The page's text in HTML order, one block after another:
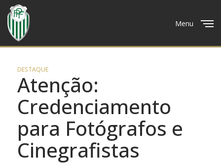
Menu
DESTAQUE
Atenção:
Credenciamento
para Fotógrafos e
Cinegrafistas